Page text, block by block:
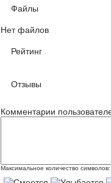
Файлы
Нет файлов
Рейтинг
Отзывы
Комментарии
Максимальное количество символов: